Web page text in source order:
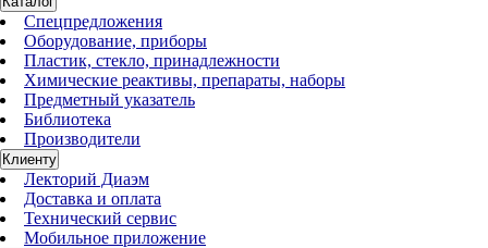
Спецпредложения
Оборудование, приборы
Пластик, стекло, принадлежности
Химические реактивы, препараты, наборы
Предметный указатель
Библиотека
Производители
Клиенту
Лекторий Диаэм
Доставка и оплата
Технический сервис
Мобильное приложение